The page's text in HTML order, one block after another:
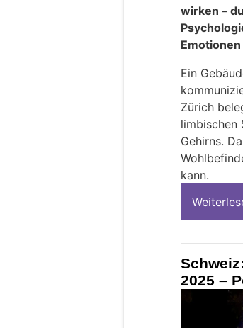
wirken –
Ein
Zürich
limbischen
Gehirns.
kann.
2025 –